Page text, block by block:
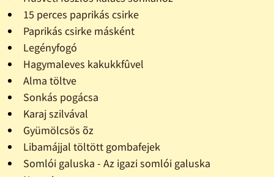
15 perces paprikás csirke
Paprikás csirke másként
Legényfogó
Hagymaleves kakukkfûvel
Alma töltve
Sonkás pogácsa
Karaj szilvával
Gyümölcsös õz
Libamájjal töltött gombafejek
Somlói galuska - Az igazi somlói galuska